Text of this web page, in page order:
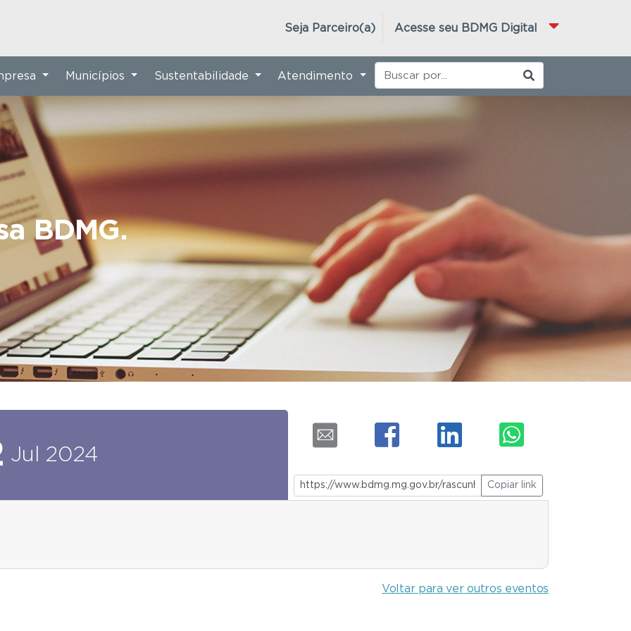
Acesse seu BDMG Digital
Seja Parceiro(a)
BDMG.
Municípios Sustentabilidade Atendimento
Jul 2024
Copiar link
Voltar para ver outros eventos